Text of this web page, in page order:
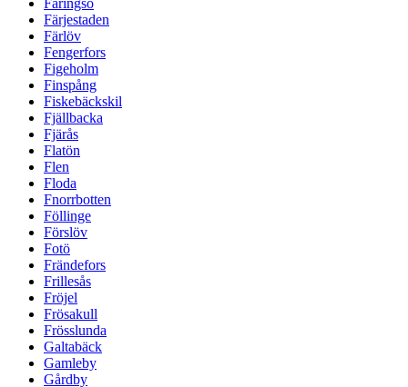
Färingsö
Färjestaden
Färlöv
Fengerfors
Figeholm
Finspång
Fiskebäckskil
Fjällbacka
Fjärås
Flatön
Flen
Floda
Fnorrbotten
Föllinge
Förslöv
Fotö
Frändefors
Frillesås
Fröjel
Frösakull
Frösslunda
Galtabäck
Gamleby
Gårdby